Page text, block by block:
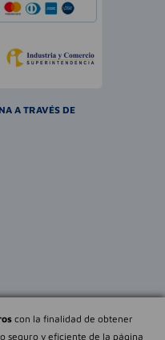
con la finalidad de obtener
seguro y eficiente de la página
A TRAVÉS DE